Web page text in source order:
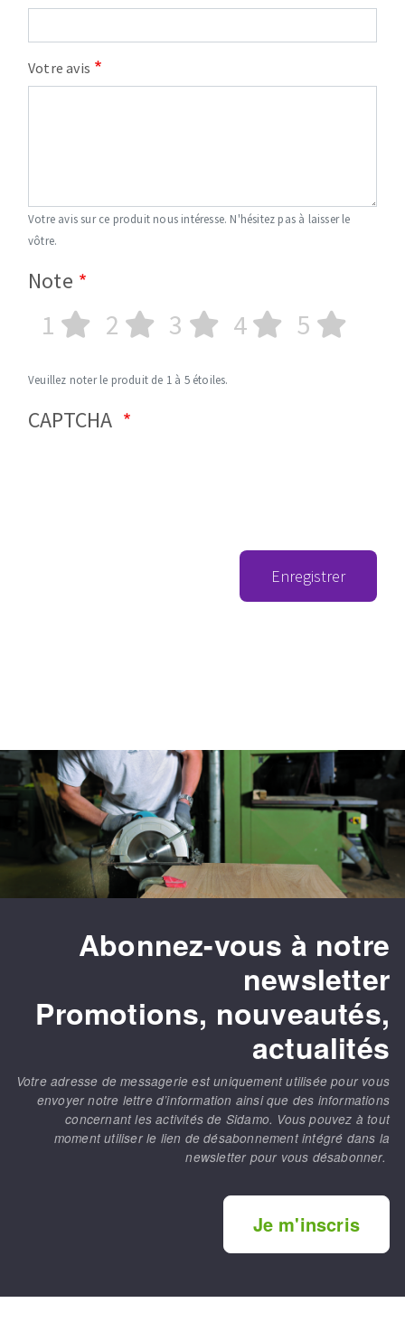
Votre avis
Votre avis sur ce produit nous intéresse. N'hésitez pas à laisser le
vôtre.
Note
1 2 3 4 5
Veuillez noter le produit de 1 à 5 étoiles.
CAPTCHA
Enregistrer
Abonnez-vous à notre
newsletter
Promotions, nouveautés,
actualités
Votre adresse de messagerie est uniquement utilisée pour vous
envoyer notre lettre d’information ainsi que des informations
concernant les activités de Sidamo. Vous pouvez à tout
moment utiliser le lien de désabonnement intégré dans la
newsletter pour vous désabonner.
Je m'inscris